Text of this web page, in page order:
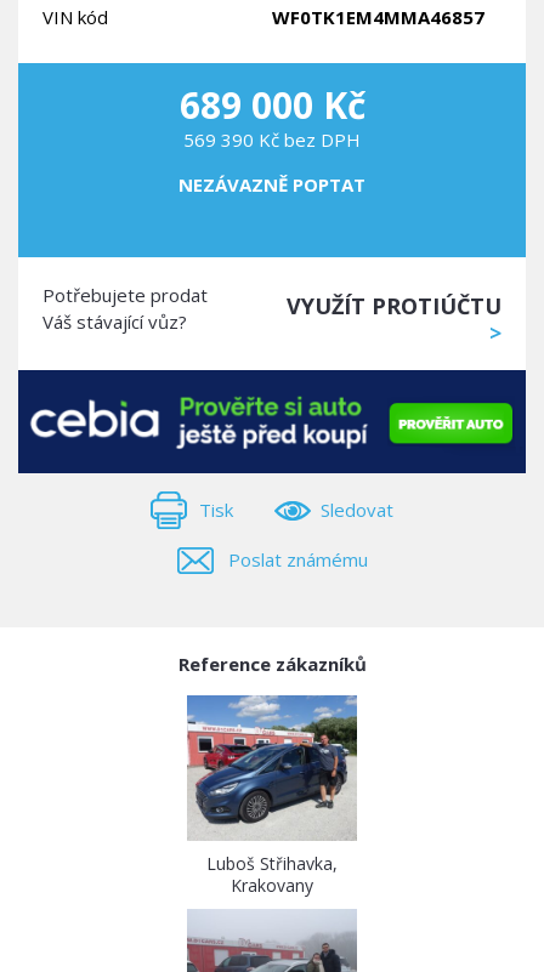
VIN kód
WF0TK1EM4MMA46857
689 000 Kč
569 390 Kč bez DPH
NEZÁVAZNĚ POPTAT
Potřebujete prodat
Váš stávající vůz?
VYUŽÍT PROTIÚČTU
>
Tisk Sledovat
Poslat známému
Reference zákazníků
Luboš Střihavka,
Krakovany